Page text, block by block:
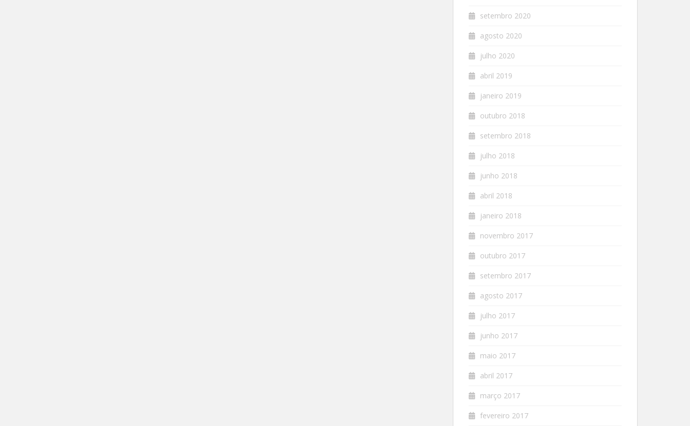
setembro 2020
agosto 2020
julho 2020
abril 2019
janeiro 2019
outubro 2018
setembro 2018
julho 2018
junho 2018
abril 2018
janeiro 2018
novembro 2017
outubro 2017
setembro 2017
agosto 2017
julho 2017
junho 2017
maio 2017
abril 2017
março 2017
fevereiro 2017